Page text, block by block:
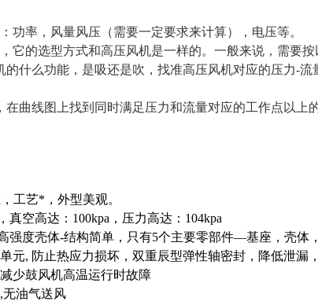
功率，风量风压（需要一定要求来计算），电压等。
它的选型方式和高压风机是一样的。一般来说，需要按
的什么功能，是吸还是吹，找准高压风机对应的压力-
在曲线图上找到同时满足压力和流量对应的工作点以上
工艺*，外型美观。
真空高达：100kpa，压力高达：104kpa
强度壳体-结构简单，只有5个主要零部件—基座，壳体
元, 防止热应力损坏，双重辰型弹性轴密封，降低泄漏
少鼓风机高温运行时故障
无油气送风